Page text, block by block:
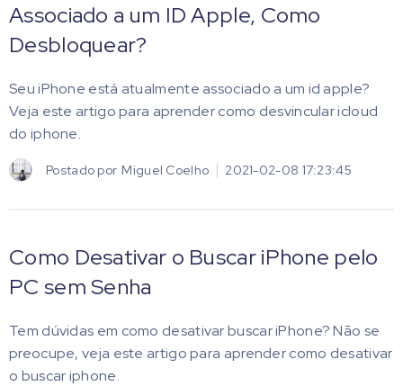
Associado a um ID Apple, Como
Desbloquear?
Seu iPhone está atualmente associado a um id apple?
Veja este artigo para aprender como desvincular icloud
do iphone.
Postado por Miguel Coelho 2021-02-08 17:23:45
Como Desativar o Buscar iPhone pelo
PC sem Senha
Tem dúvidas em como desativar buscar iPhone? Não se
preocupe, veja este artigo para aprender como desativar
o buscar iphone.